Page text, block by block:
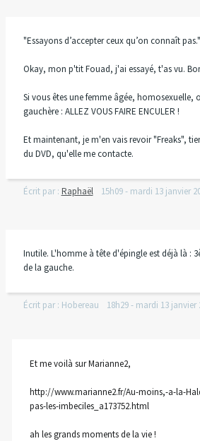
"Essayons d’accepter ceux qu’on connaît pas."
Okay, mon p'tit Fouad, j'ai essayé, t'as vu.
Si vous êtes une femme âgée, homosexuelle,
gauchère : ALLEZ VOUS FAIRE ENCULER !
Et maintenant, je m'en vais revoir "Freaks",
du DVD, qu'elle me contacte.
Écrit par : Raphaël 15h09- mardi 13 janvier
Inutile. L'homme à tête d'épingle est déjà là :
de la gauche.
Écrit par : Hobereau 18h29- mardi 13 janvier
Et me voilà sur Marianne2,
http://www.marianne2.fr/Au-moins,-a-la-
pas-les-imbeciles_a173752.html
ah les grands moments de la vie !